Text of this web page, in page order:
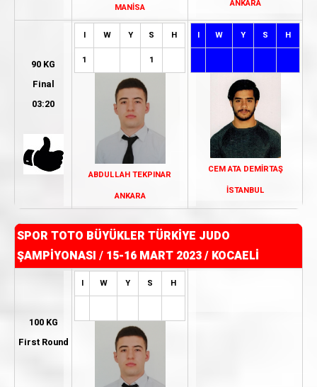
MANİSA ANKARA
90 KG
Final
03:20
I W Y S H
1 1
ABDULLAH TEKPINAR
ANKARA
I W Y S H
CEM ATA DEMİRTAŞ
İSTANBUL
SPOR TOTO BÜYÜKLER TÜRKİYE JUDO
ŞAMPİYONASI / 15-16 MART 2023 / KOCAELİ
100 KG
First Round
I W Y S H